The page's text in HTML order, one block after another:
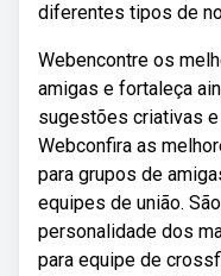
diferentes tipos de
Webencontre os
amigas e fortaleça
sugestões criativas
Webconfira as
para grupos de
equipes de união.
personalidade dos
para equipe de